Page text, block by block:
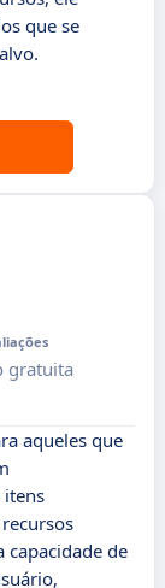
que se
gratuita
aqueles que
itens
capacidade de